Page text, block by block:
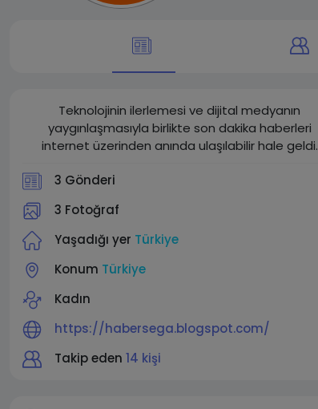
Teknolojinin ilerlemesi ve dijital medyanın
yaygınlaşmasıyla birlikte son dakika haberleri
internet üzerinden anında ulaşılabilir hale geldi.
3 Gönderi
3 Fotoğraf
Yaşadığı yer Türkiye
Konum Türkiye
Kadın
https://habersega.blogspot.com/
Takip eden 14 kişi